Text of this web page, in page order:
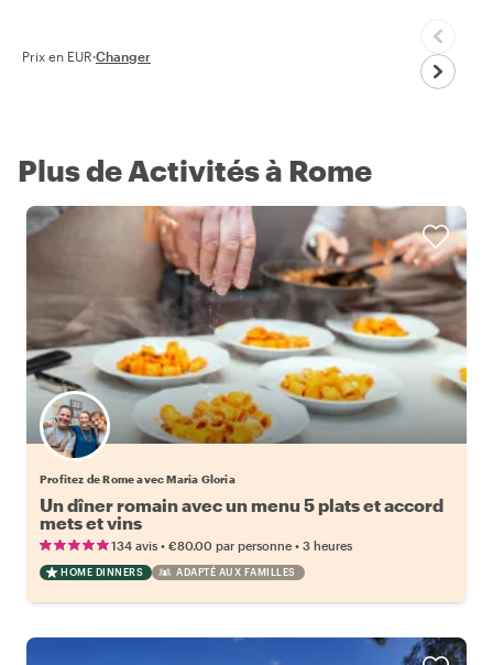
Prix en EUR·Changer
Plus de Activités à Rome
Profitez de Rome avec Maria Gloria
Un dîner romain avec un menu 5 plats et accord
mets et vins
134 avis • €80.00 par personne • 3 heures
HOME DINNERS ADAPTÉ AUX FAMILLES